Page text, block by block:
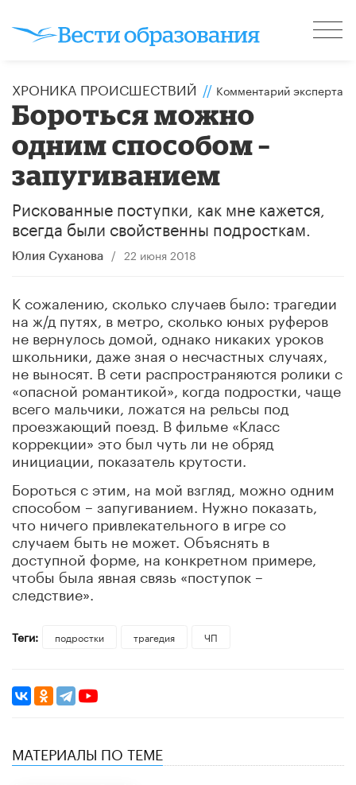
ХРОНИКА ПРОИСШЕСТВИЙ // Комментарий эксперта
Бороться можно
одним способом –
запугиванием
Рискованные поступки, как мне кажется,
всегда были свойственны подросткам.
Юлия Суханова / 22 июня 2018
К сожалению, сколько случаев было: трагедии
на ж/д путях, в метро, сколько юных руферов
не вернулось домой, однако никаких уроков
школьники, даже зная о несчастных случаях,
не выносят. В сети распространяются ролики с
«опасной романтикой», когда подростки, чаще
всего мальчики, ложатся на рельсы под
проезжающий поезд. В фильме «Класс
коррекции» это был чуть ли не обряд
инициации, показатель крутости.
Бороться с этим, на мой взгляд, можно одним
способом – запугиванием. Нужно показать,
что ничего привлекательного в игре со
случаем быть не может. Объяснять в
доступной форме, на конкретном примере,
чтобы была явная связь «поступок –
следствие».
Теги: подростки трагедия ЧП
МАТЕРИАЛЫ ПО ТЕМЕ